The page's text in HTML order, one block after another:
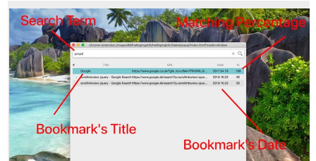
read
and
modify
bookmarks.